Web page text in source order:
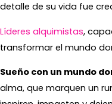
detalle de su vida fue
Líderes alquimistas,
transformar el mundo
Sueño con un mundo
alma, que marquen un